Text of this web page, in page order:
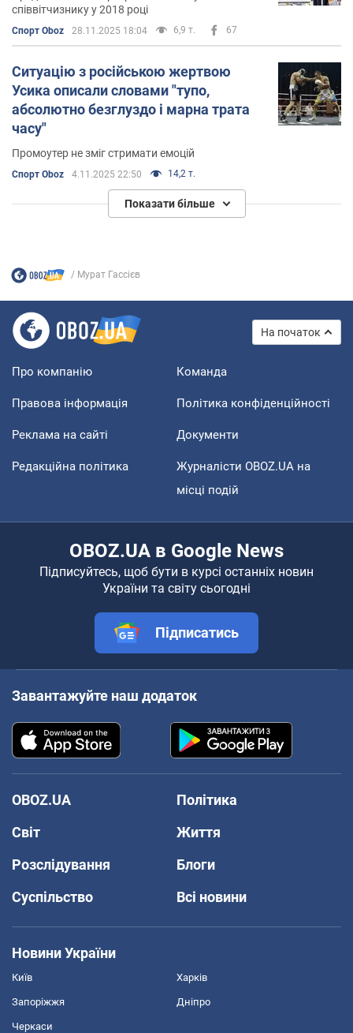
співвітчизнику у 2018 році
Спорт Oboz 28.11.2025 18:04 6,9 т. 67
Ситуацію з російською жертвою
Усика описали словами "тупо,
абсолютно безглуздо і марна трата
часу"
Промоутер не зміг стримати емоцій
Спорт Oboz 4.11.2025 22:50 14,2 т.
Показати більше
Мурат Гассієв
На початок
Про компанію Команда
Правова інформація Політика конфіденційності
Реклама на сайті Документи
Редакційна політика
Журналісти OBOZ.UA на
місці подій
OBOZ.UA в Google News
Підписуйтесь, щоб бути в курсі останніх новин
України та світу сьогодні
Підписатись
Завантажуйте наш додаток
OBOZ.UA
Політика
Світ
Життя
Розслідування
Блоги
Суспільство
Всі новини
Новини України
Київ Харків
Запоріжжя Дніпро
Черкаси